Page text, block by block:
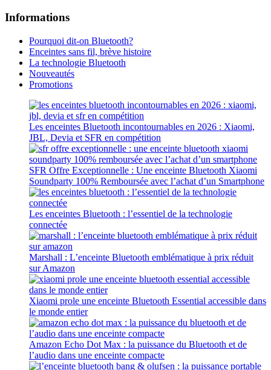
Informations
Pourquoi dit-on Bluetooth?
Enceintes sans fil, brève histoire
La technologie Bluetooth
Nouveautés
Promotions
Les enceintes Bluetooth incontournables en 2026 : Xiaomi,
JBL, Devia et SFR en compétition
SFR Offre Exceptionnelle : Une enceinte Bluetooth Xiaomi
Soundparty 100% Remboursée avec l’achat d’un Smartphone
Les enceintes Bluetooth : l’essentiel de la technologie
connectée
Marshall : L’enceinte Bluetooth emblématique à prix réduit
sur Amazon
Xiaomi prole une enceinte Bluetooth Essential accessible dans
le monde entier
Amazon Echo Dot Max : la puissance du Bluetooth et de
l’audio dans une enceinte compacte